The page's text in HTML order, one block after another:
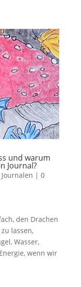
und warum
Journal?
Journalen | 0
den Drachen
lassen,
Wasser,
wenn wir